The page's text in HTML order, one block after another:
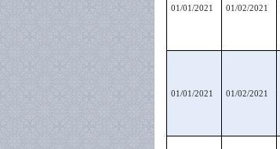
01/01/2021 01/02/2021
01/01/2021 01/02/2021